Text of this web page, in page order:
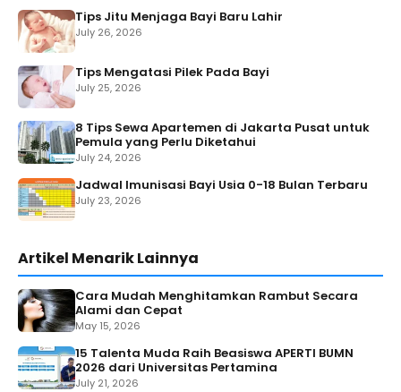
Tips Jitu Menjaga Bayi Baru Lahir
July 26, 2026
Tips Mengatasi Pilek Pada Bayi
July 25, 2026
8 Tips Sewa Apartemen di Jakarta Pusat untuk
Pemula yang Perlu Diketahui
July 24, 2026
Jadwal Imunisasi Bayi Usia 0-18 Bulan Terbaru
July 23, 2026
Artikel Menarik Lainnya
Cara Mudah Menghitamkan Rambut Secara
Alami dan Cepat
May 15, 2026
15 Talenta Muda Raih Beasiswa APERTI BUMN
2026 dari Universitas Pertamina
July 21, 2026